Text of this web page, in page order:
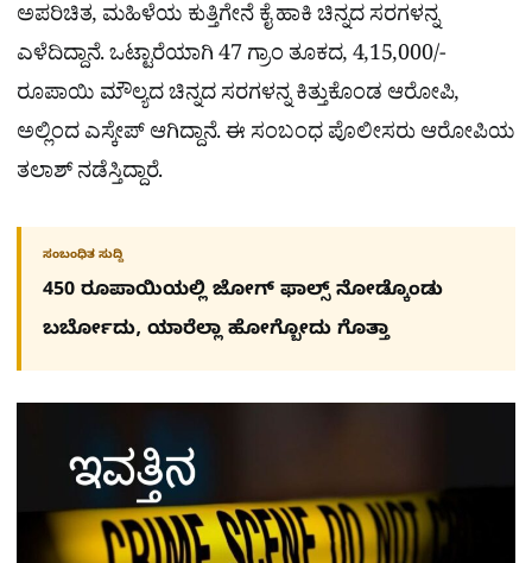
ಅಪರಿಚಿತ, ಮಹಿಳೆಯ ಕುತ್ತಿಗೇನೆ ಕೈ ಹಾಕಿ ಚಿನ್ನದ ಸರಗಳನ್ನ
ಎಳೆದಿದ್ದಾನೆ. ಒಟ್ಟಾರೆಯಾಗಿ 47 ಗ್ರಾಂ ತೂಕದ, 4,15,000/-
ರೂಪಾಯಿ ಮೌಲ್ಯದ ಚಿನ್ನದ ಸರಗಳನ್ನ ಕಿತ್ತುಕೊಂಡ ಆರೋಪಿ,
ಅಲ್ಲಿಂದ ಎಸ್ಕೇಪ್ ಆಗಿದ್ದಾನೆ. ಈ ಸಂಬಂಧ ಪೊಲೀಸರು ಆರೋಪಿಯ
ತಲಾಶ್ ನಡೆಸ್ತಿದ್ದಾರೆ.
ಸಂಬಂಧಿತ ಸುದ್ದಿ
450 ರೂಪಾಯಿಯಲ್ಲಿ ಜೋಗ್​ ಫಾಲ್ಸ್​ ನೋಡ್ಕೊಂಡು
ಬರ್ಬೋದು, ಯಾರೆಲ್ಲಾ ಹೋಗ್ಬೋದು ಗೊತ್ತಾ